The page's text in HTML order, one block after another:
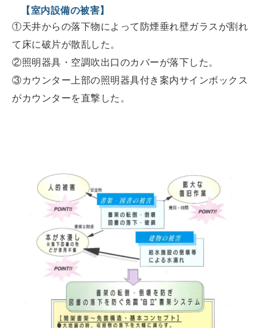
【室内設備の被害】
①天井からの落下物によって防煙垂れ壁ガラスが割れ
て床に破片が散乱した。
②照明器具・空調吹出口のカバーが落下した。
③カウンター上部の照明器具付き案内サインボックス
がカウンターを直撃した。